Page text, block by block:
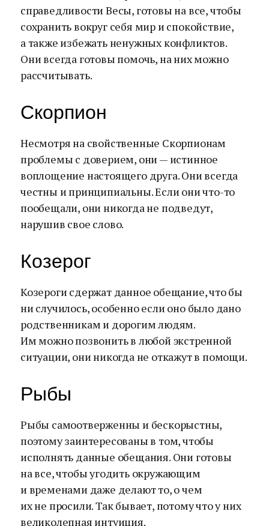
справедливости Весы, готовы на все, чтобы
сохранить вокруг себя мир и спокойствие,
а также избежать ненужных конфликтов.
Они всегда готовы помочь, на них можно
рассчитывать.
Скорпион
Несмотря на свойственные Скорпионам
проблемы с доверием, они — истинное
воплощение настоящего друга. Они всегда
честны и принципиальны. Если они что-то
пообещали, они никогда не подведут,
нарушив свое слово.
Козерог
Козероги сдержат данное обещание, что бы
ни случилось, особенно если оно было дано
родственникам и дорогим людям.
Им можно позвонить в любой экстренной
ситуации, они никогда не откажут в помощи.
Рыбы
Рыбы самоотверженны и бескорыстны,
поэтому заинтересованы в том, чтобы
исполнять данные обещания. Они готовы
на все, чтобы угодить окружающим
и временами даже делают то, о чем
их не просили. Так бывает, потому что у них
великолепная интуиция.